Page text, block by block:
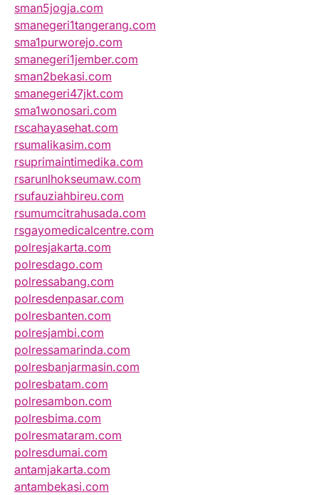
sman5jogja.com
smanegeri1tangerang.com
sma1purworejo.com
smanegeri1jember.com
sman2bekasi.com
smanegeri47jkt.com
sma1wonosari.com
rscahayasehat.com
rsumalikasim.com
rsuprimaintimedika.com
rsarunlhokseumaw.com
rsufauziahbireu.com
rsumumcitrahusada.com
rsgayomedicalcentre.com
polresjakarta.com
polresdago.com
polressabang.com
polresdenpasar.com
polresbanten.com
polresjambi.com
polressamarinda.com
polresbanjarmasin.com
polresbatam.com
polresambon.com
polresbima.com
polresmataram.com
polresdumai.com
antamjakarta.com
antambekasi.com